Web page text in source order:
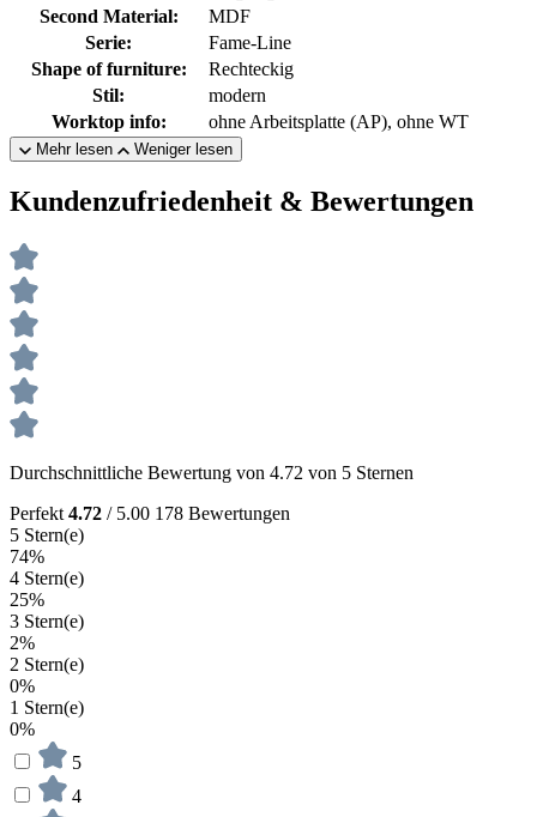
Second Material:
MDF
Serie:
Fame-Line
Shape of furniture:
Rechteckig
Stil:
modern
Worktop info:
ohne Arbeitsplatte (AP), ohne WT
Mehr lesen Weniger lesen
Kundenzufriedenheit & Bewertungen
Durchschnittliche Bewertung von 4.72 von 5 Sternen
Perfekt 4.72 / 5.00 178 Bewertungen
5 Stern(e)
74%
4 Stern(e)
25%
3 Stern(e)
2%
2 Stern(e)
0%
1 Stern(e)
0%
5
4